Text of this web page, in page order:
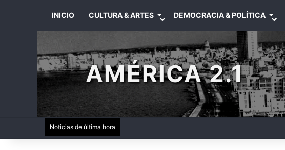
INICIO CULTURA & ARTES DEMOCRACIA & POLÍTICA
AMÉRICA 2.1
Noticias de última hora